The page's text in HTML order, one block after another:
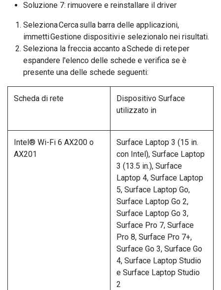
Soluzione 7: rimuovere e reinstallare il driver
Seleziona Cerca sulla barra delle applicazioni,
immetti Gestione dispositivi e selezionalo nei risultati.
Seleziona la freccia accanto a Schede di rete per
espandere l'elenco delle schede e verifica se è
presente una delle schede seguenti:
Scheda di rete
Dispositivo Surface
utilizzato in
Intel® Wi-Fi 6 AX200 o
AX201
Surface Laptop 3 (15 in.
con Intel), Surface Laptop
3 (13.5 in.), Surface
Laptop 4, Surface Laptop
5, Surface Laptop Go,
Surface Laptop Go 2,
Surface Laptop Go 3,
Surface Pro 7, Surface
Pro 8, Surface Pro 7+,
Surface Go 3, Surface Go
4, Surface Laptop Studio
e Surface Laptop Studio
2